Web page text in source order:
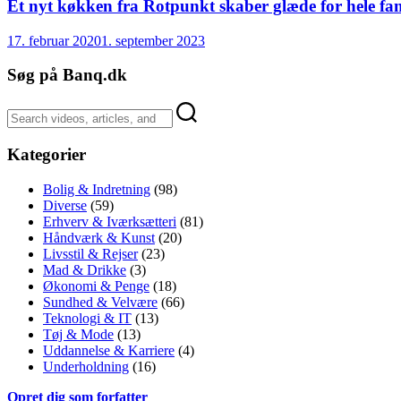
Et nyt køkken fra Rotpunkt skaber glæde for hele
17. februar 20201. september 2023
Søg på Banq.dk
Kategorier
Bolig & Indretning (98)
Diverse (59)
Erhverv & Iværksætteri (81)
Håndværk & Kunst (20)
Livsstil & Rejser(23)
Mad & Drikke (3)
Økonomi & Penge (18)
Sundhed & Velvære (66)
Teknologi & IT (13)
Tøj & Mode (13)
Uddannelse & Karriere (4)
Underholdning (16)
Opret dig som forfatter